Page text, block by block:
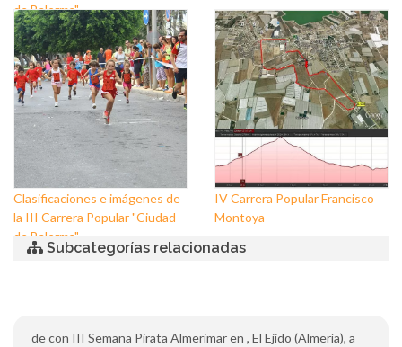
de Balerma"
Clasificaciones e imágenes de
la III Carrera Popular "Ciudad
de Balerma"
IV Carrera Popular Francisco
Montoya
Subcategorías relacionadas
de con III Semana Pirata Almerimar en , El Ejido (Almería), a